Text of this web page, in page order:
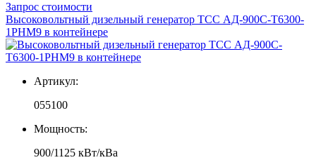
Запрос стоимости
Высоковольтный дизельный генератор ТСС АД-900С-Т6300-
1РНМ9 в контейнере
Артикул:
055100
Мощность:
900/1125 кВт/кВа